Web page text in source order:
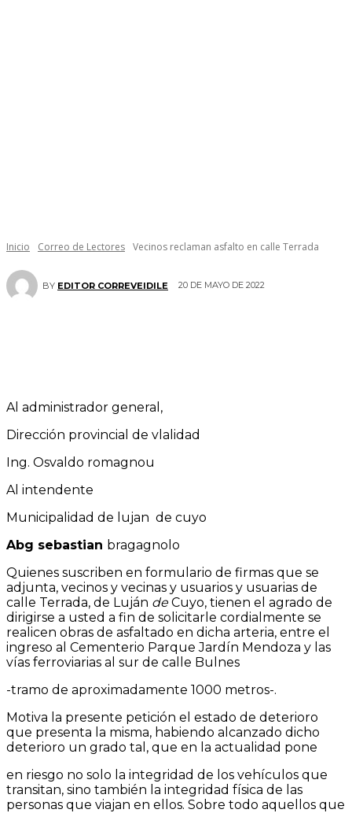
Inicio Correo de Lectores Vecinos reclaman asfalto en calle Terrada
BY EDITOR CORREVEIDILE 20 DE MAYO DE 2022
Al administrador general,
Dirección provincial de vlalidad
Ing. Osvaldo romagnou
Al intendente
Municipalidad de lujan de cuyo
Abg sebastian bragagnolo
Quienes suscriben en formulario de firmas que se
adjunta, vecinos y vecinas y usuarios y usuarias de
calle Terrada, de Luján deCuyo, tienen el agrado de
dirigirse a usted a fin de solicitarle cordialmente se
realicen obras de asfaltado en dicha arteria, entre el
ingreso al Cementerio Parque Jardín Mendoza y las
vías ferroviarias al sur de calle Bulnes
-tramo de aproximadamente 1000 metros-.
Motiva la presente petición el estado de deterioro
que presenta la misma, habiendo alcanzado dicho
deterioro un grado tal, que en la actualidad pone
en riesgo no solo la integridad de los vehículos que
transitan, sino también la integridad física de las
personas que viajan en ellos. Sobre todo aquellos que